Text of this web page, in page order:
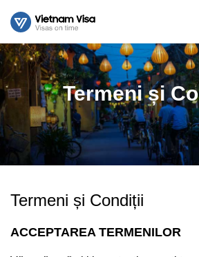
Termeni și
Termeni și Condiții
ACCEPTAREA TERMENILOR